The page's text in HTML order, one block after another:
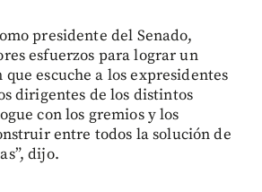
presidente del Senado,
esfuerzos para lograr un
escuche a los expresidentes
dirigentes de los distintos
con los gremios y los
entre todos la solución de
dijo.